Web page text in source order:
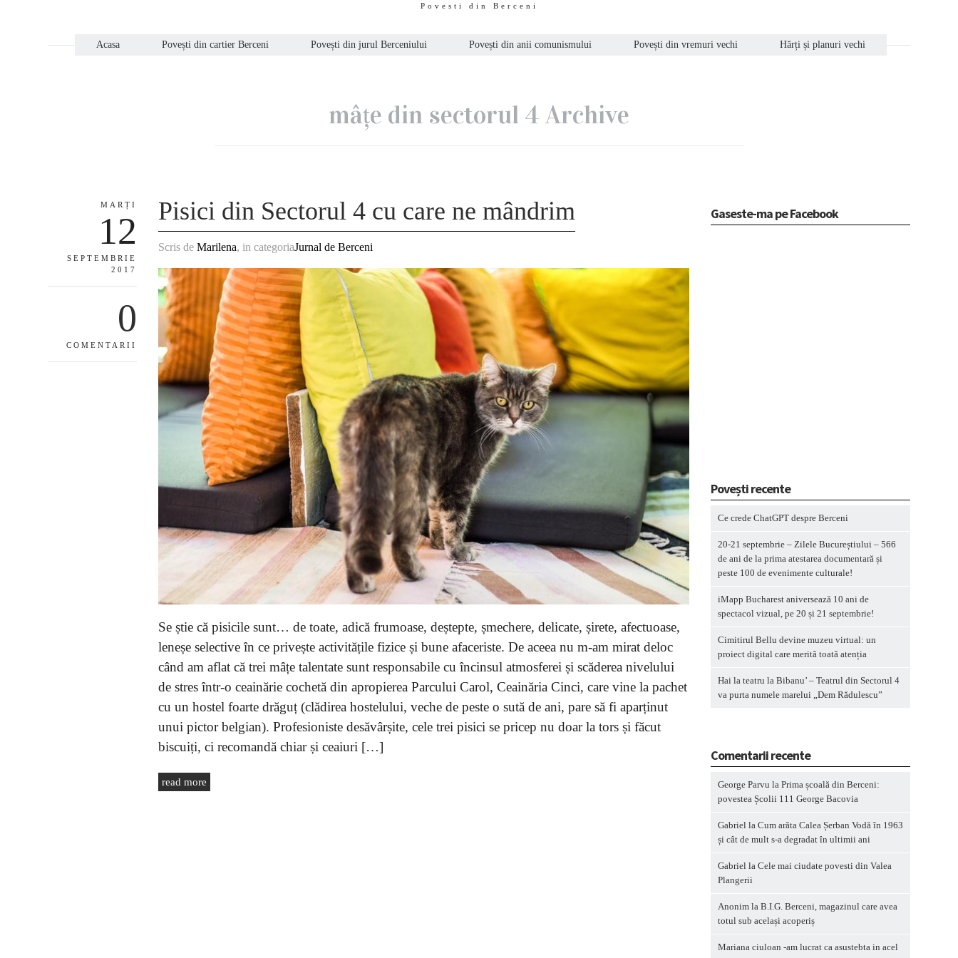
Povesti din Berceni
Acasa Povești din cartier Berceni Povești din jurul Berceniului Povești din anii comunismului Povești din vremuri vechi Hărți și planuri vechi
mâțe din sectorul 4 Archive
MARȚI
12
SEPTEMBRIE
2017
0
COMENTARII
Pisici din Sectorul 4 cu care ne mândrim
Scris deMarilena, in categoriaJurnal de Berceni
Se știe că pisicile sunt… de toate, adică frumoase, deștepte, șmechere, delicate, șirete, afectuoase,
leneșe selective în ce privește activitățile fizice și bune afaceriste. De aceea nu m-am mirat deloc
când am aflat că trei mâțe talentate sunt responsabile cu încinsul atmosferei și scăderea nivelului
de stres într-o ceainărie cochetă din apropierea Parcului Carol, Ceainăria Cinci, care vine la pachet
cu un hostel foarte drăguț (clădirea hostelului, veche de peste o sută de ani, pare să fi aparținut
unui pictor belgian). Profesioniste desăvârșite, cele trei pisici se pricep nu doar la tors și făcut
biscuiți, ci recomandă chiar și ceaiuri […]
read more
Gaseste-ma pe Facebook
Povești recente
Ce crede ChatGPT despre Berceni
20-21 septembrie – Zilele Bucureștiului – 566
de ani de la prima atestarea documentară și
peste 100 de evenimente culturale!
iMapp Bucharest aniversează 10 ani de
spectacol vizual, pe 20 și 21 septembrie!
Cimitirul Bellu devine muzeu virtual: un
proiect digital care merită toată atenția
Hai la teatru la Bibanu’ – Teatrul din Sectorul 4
va purta numele marelui „Dem Rădulescu”
Comentarii recente
George Parvu la Prima școală din Berceni:
povestea Școlii 111 George Bacovia
Gabriel la Cum arăta Calea Șerban Vodă în 1963
și cât de mult s-a degradat în ultimii ani
Gabriel la Cele mai ciudate povesti din Valea
Plangerii
Anonim la B.I.G. Berceni, magazinul care avea
totul sub același acoperiș
Mariana ciuloan -am lucrat ca asustebta in acel